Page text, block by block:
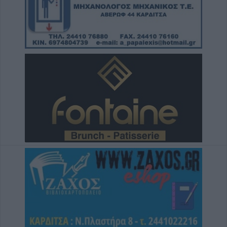
Άνω Λιόσια: Συνελήφθησαν δύο άνδρες για
τον θάνατο 72χρονου που βρέθηκε σε
αυτοκίνητο
6 Αυγούστου 2026, 17:50
Την Παρασκευή 7 Αυγούστου η κηδεία του
Αθανάσιου Ταξιάρχη
Πυρκαγιά σε γεωργική έκταση στην Κρήνη
Φαρσάλων – Τέθηκε υπό μερικό έλεγχο το
βράδυ της Πέμπτης (+Βίντεο)
6 Αυγούστου 2026, 17:36
Δημόσιες Σ.Α.Ε.Κ.: 860 τμήματα και 95
ειδικότητες για το 2026-2027
6 Αυγούστου 2026, 17:21
Την Παρασκευή (7/8) η δεύτερη καταβολή
6 Αυγούστου 2026, 16:31